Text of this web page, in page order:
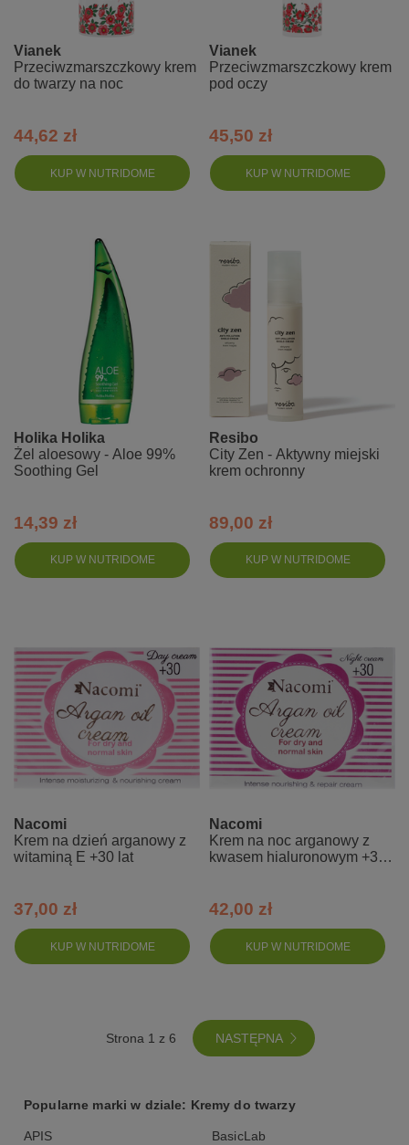
KUP W NUTRIDOME
Vianek
Przeciwzmarszczkowy krem
do twarzy na noc
44,62 zł
KUP W NUTRIDOME
Vianek
Przeciwzmarszczkowy krem
pod oczy
45,50 zł
KUP W NUTRIDOME
Holika Holika
Żel aloesowy - Aloe 99%
Soothing Gel
14,39 zł
KUP W NUTRIDOME
Resibo
City Zen - Aktywny miejski
krem ochronny
89,00 zł
KUP W NUTRIDOME
Nacomi
Krem na dzień arganowy z
witaminą E +30 lat
37,00 zł
KUP W NUTRIDOME
Nacomi
Krem na noc arganowy z
kwasem hialuronowym +30
42,00 zł
Strona 1 z 6 NASTĘPNA
Popularne marki w dziale: Kremy do twarzy
APIS BasicLab